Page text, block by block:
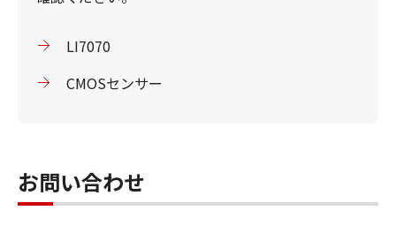
LI7070
CMOSセンサー
お問い合わせ